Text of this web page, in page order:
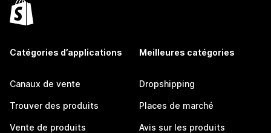
Catégories d’applications
Canaux de vente
Trouver des produits
Vente de produits
Meilleures catégories
Dropshipping
Places de marché
Avis sur les produits